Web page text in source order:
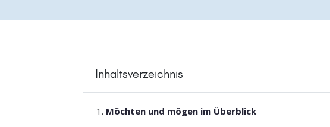
Inhaltsverzeichnis
Möchten und mögen im Überblick